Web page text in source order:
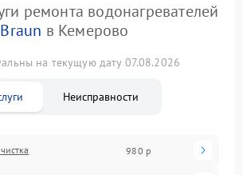
ремонта водонагревателей
Braun в Кемерово
на текущую дату 07.08.2026
Неисправности
980 р